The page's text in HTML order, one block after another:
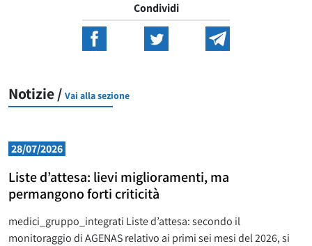
Condividi
Notizie / Vai alla sezione
28/07/2026
Liste d’attesa: lievi miglioramenti, ma
permangono forti criticità
medici_gruppo_integrati Liste d’attesa: secondo il
monitoraggio di AGENAS relativo ai primi sei mesi del 2026, si